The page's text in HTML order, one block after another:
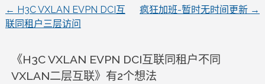
文
导
← H3C VXLAN EVPN DCI互
联同租户三层访问
疯狂加班-暂时无时间更新 →
《H3C VXLAN EVPN DCI互联同租户不同
VXLAN二层互联》有2个想法